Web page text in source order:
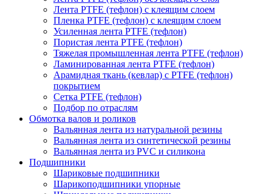
Лента PTFE (тефлон) с клеящим слоем
Пленка PTFE (тефлон) с клеящим слоем
Усиленная лента PTFE (тефлон)
Пористая лента PTFE (тефлон)
Тяжелая промышленная лента PTFE (тефлон)
Ламинированная лента PTFE (тефлон)
Арамидная ткань (кевлар) с PTFE (тефлон)
покрытием
Сетка PTFE (тефлон)
Подбор по отраслям
Обмотка валов и роликов
Вальянная лента из натуральной резины
Вальянная лента из синтетической резины
Вальянная лента из PVC и силикона
Подшипники
Шариковые подшипники
Шарикоподшипники упорные